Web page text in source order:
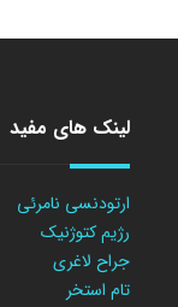
لینک های مفید
ارتودنسی نامرئی
رژیم کتوژنیک
جراح لاغری
تام استخر